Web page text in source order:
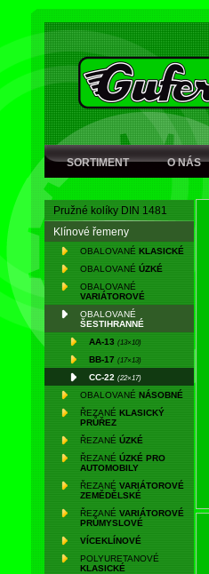
SORTIMENT O NÁS
Pružné kolíky DIN 1481
Klínové řemeny
OBALOVANÉ KLASICKÉ
OBALOVANÉ ÚZKÉ
OBALOVANÉ
VARIÁTOROVÉ
OBALOVANÉ
ŠESTIHRANNÉ
AA-13 (13×10)
BB-17 (17×13)
CC-22 (22×17)
OBALOVANÉ NÁSOBNÉ
ŘEZANÉ KLASICKÝ
PRŮŘEZ
ŘEZANÉ ÚZKÉ
ŘEZANÉ ÚZKÉ PRO
AUTOMOBILY
ŘEZANÉ VARIÁTOROVÉ
ZEMĚDĚLSKÉ
ŘEZANÉ VARIÁTOROVÉ
PRŮMYSLOVÉ
VÍCEKLÍNOVÉ
POLYURETANOVÉ
KLASICKÉ